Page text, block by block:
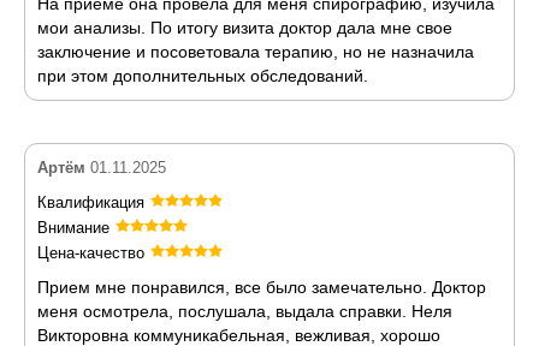
мои анализы. По итогу визита доктор дала мне свое
заключение и посоветовала терапию, но не назначила
при этом дополнительных обследований.
Артём 01.11.2025
Квалификация
Внимание
Цена-качество
Прием мне понравился, все было замечательно. Доктор
меня осмотрела, послушала, выдала справки. Неля
Викторовна коммуникабельная, вежливая, хорошо